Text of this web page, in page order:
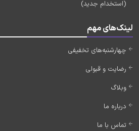
(استخدام جدید)
لینک‌های مهم
چهارشنبه‌های تخفیفی
رضایت و قبولی
وبلاگ
درباره ما
تماس با ما